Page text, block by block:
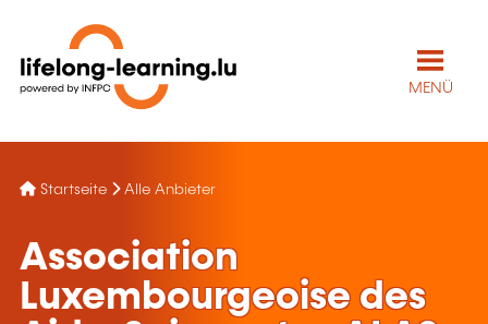
MENÜ
Startseite Alle Anbieter
Association
Luxembourgeoise des